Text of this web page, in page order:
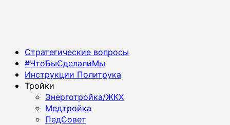
Основное
меню
Стратегические вопросы
#ЧтоБыСделалиМы
Инструкции Политрука
Тройки
Энерготройка/ЖКХ
Медтройка
ПедСовет